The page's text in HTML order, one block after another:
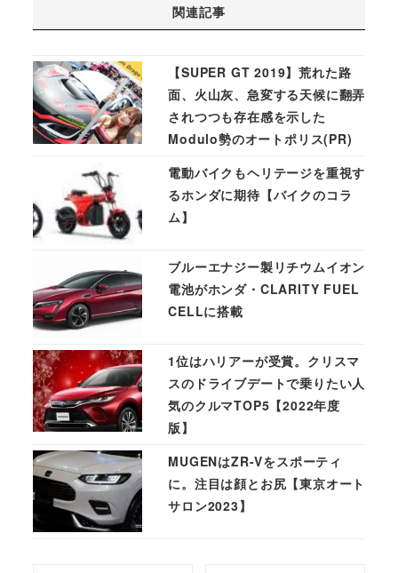
関連記事
【SUPER GT 2019】荒れた路
面、火山灰、急変する天候に翻弄
されつつも存在感を示した
Modulo勢のオートポリス(PR)
電動バイクもヘリテージを重視す
るホンダに期待【バイクのコラ
ム】
ブルーエナジー製リチウムイオン
電池がホンダ・CLARITY FUEL
CELLに搭載
1位はハリアーが受賞。クリスマ
スのドライブデートで乗りたい人
気のクルマTOP5【2022年度
版】
MUGENはZR-Vをスポーティ
に。注目は顔とお尻【東京オート
サロン2023】